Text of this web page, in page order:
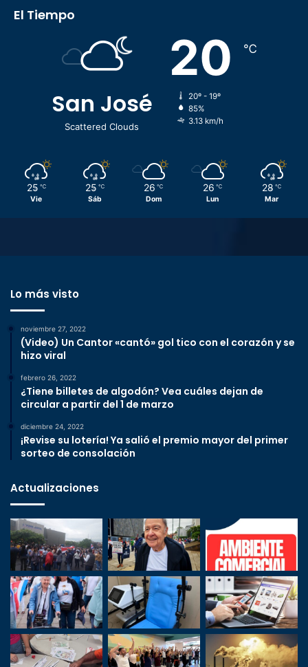
El Tiempo
San José
Scattered Clouds
20 ℃
20º - 19º
85%
3.13 km/h
25 ℃
Vie
25 ℃
Sáb
26 ℃
Dom
26 ℃
Lun
28 ℃
Mar
Lo más visto
noviembre 27, 2022
(Video) Un Cantor «cantó» gol tico con el corazón y se
hizo viral
febrero 26, 2022
¿Tiene billetes de algodón? Vea cuáles dejan de
circular a partir del 1 de marzo
diciembre 24, 2022
¡Revise su lotería! Ya salió el premio mayor del primer
sorteo de consolación
Actualizaciones